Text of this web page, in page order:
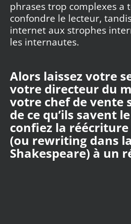
phrases trop complexes a
confondre le lecteur,
internet aux strophes
les internautes.
Alors laissez votre
votre directeur du
votre chef de vente
de ce qu’ils savent
confiez la
(ou rewriting dans
Shakespeare) à un